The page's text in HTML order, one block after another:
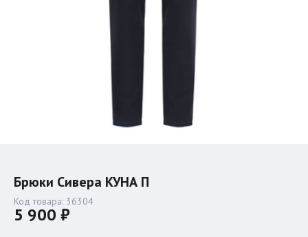
Брюки Сивера КУНА П
Код товара: 36304
5 900 ₽